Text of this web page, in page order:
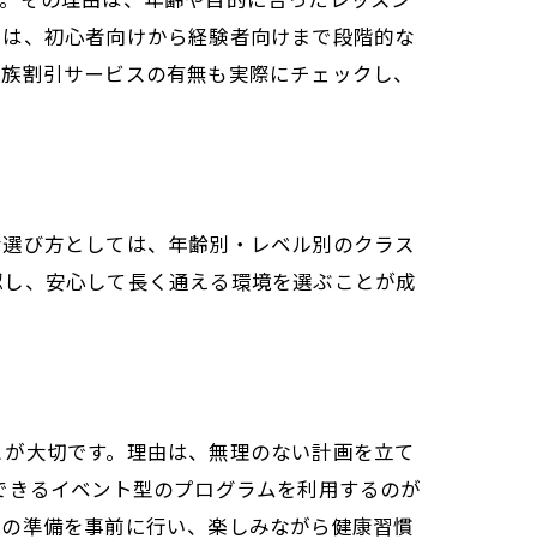
、初心者向けから経験者向けまで段階的な
引サービスの有無も実際にチェックし、
び方としては、年齢別・レベル別のクラス
、安心して長く通える環境を選ぶことが成
大切です。理由は、無理のない計画を立て
るイベント型のプログラムを利用するのが
準備を事前に行い、楽しみながら健康習慣